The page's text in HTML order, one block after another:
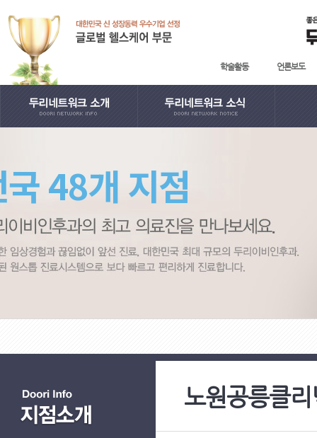
학술활동 언론보도
· English
· 日本語
· 언론보도
· 사회공헌
48개 지점
노원공릉클리